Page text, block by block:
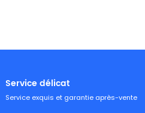
Service délicat
Service exquis et garantie après-vente